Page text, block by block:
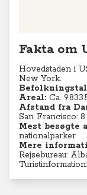
Fakta om
Hovedstaden i
New York.
Areal: Ca.
Afstand fra
San Francisco:
Mest besøgte
nationalparker
Mere
Rejsebureau: